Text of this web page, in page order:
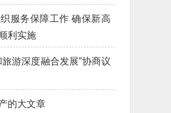
服务保障工作 确保新高
利实施
游深度融合发展”协商议
的大文章